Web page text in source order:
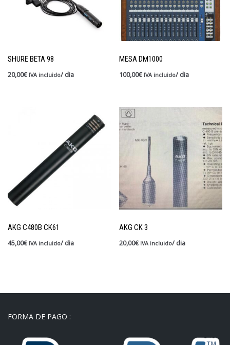
SHURE BETA 98
20,00€ IVA incluido/ dia
MESA DM1000
100,00€ IVA incluido/ dia
AKG C480B CK61
45,00€ IVA incluido/ dia
AKG CK 3
20,00€ IVA incluido/ dia
FORMA DE PAGO :